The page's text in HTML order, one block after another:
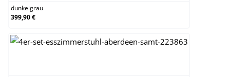
dunkelgrau
399,90 €